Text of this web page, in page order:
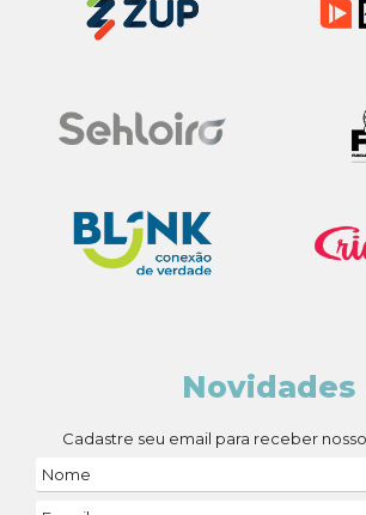
Novidades
Cadastre seu email para receber